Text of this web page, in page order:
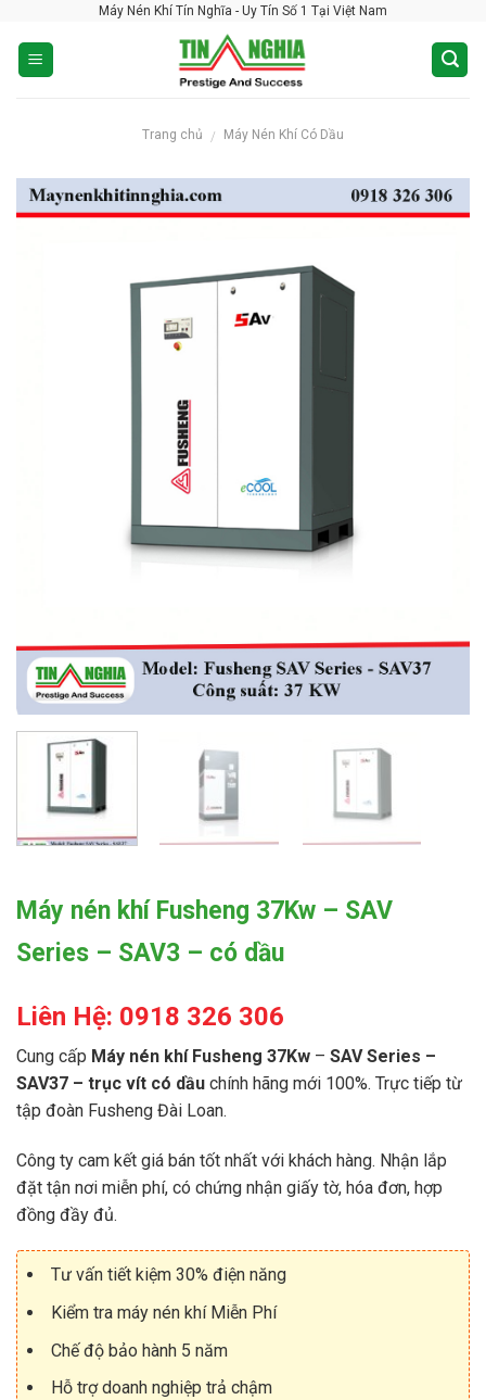
content
Máy Nén Khí Tín Nghĩa - Uy Tín Số 1 Tại Việt Nam
Trang chủ / Máy Nén Khí Có Dầu
Máy nén khí Fusheng 37Kw – SAV
Series – SAV3 – có dầu
Liên Hệ: 0918 326 306
Cung cấp Máy nén khí Fusheng 37Kw – SAV Series –
SAV37 – trục vít có dầu chính hãng mới 100%. Trực tiếp từ
tập đoàn Fusheng Đài Loan.
Công ty cam kết giá bán tốt nhất với khách hàng. Nhận lắp
đặt tận nơi miễn phí, có chứng nhận giấy tờ, hóa đơn, hợp
đồng đầy đủ.
Tư vấn tiết kiệm 30% điện năng
Kiểm tra máy nén khí Miễn Phí
Chế độ bảo hành 5 năm
Hỗ trợ doanh nghiệp trả chậm